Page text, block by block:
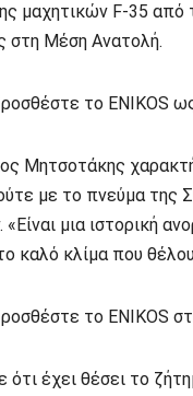
μαχητικών F-35 από
στη Μέση Ανατολή.
το ENIKOS
Μητσοτάκης
με το πνεύμα της
μια ιστορική
καλό κλίμα που
το ENIKOS
ότι έχει θέσει το